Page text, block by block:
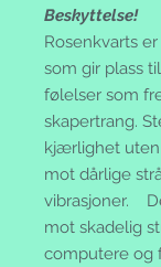
Beskyttelse!
Rosenkvarts
som gir plass
følelser som
skapertrang.
kjærlighet uten
mot dårlige
vibrasjoner.
mot skadelig
computere og